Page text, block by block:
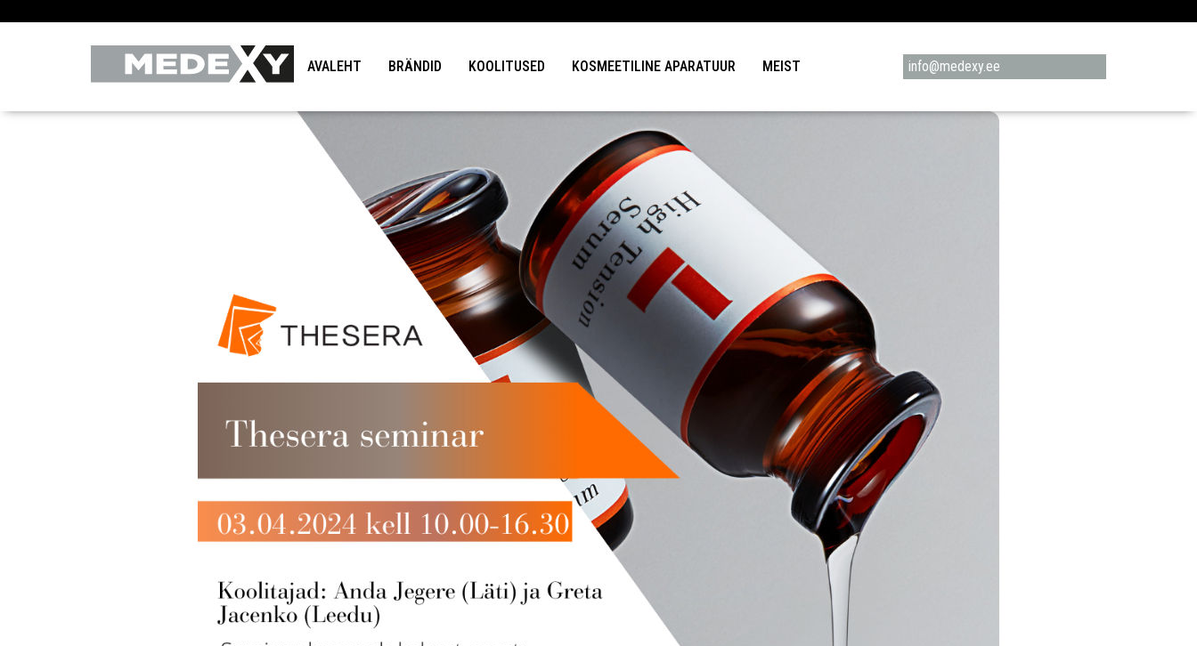
AVALEHT BRÄNDID KOOLITUSED KOSMEETILINE APARATUUR MEIST info@medexy.ee